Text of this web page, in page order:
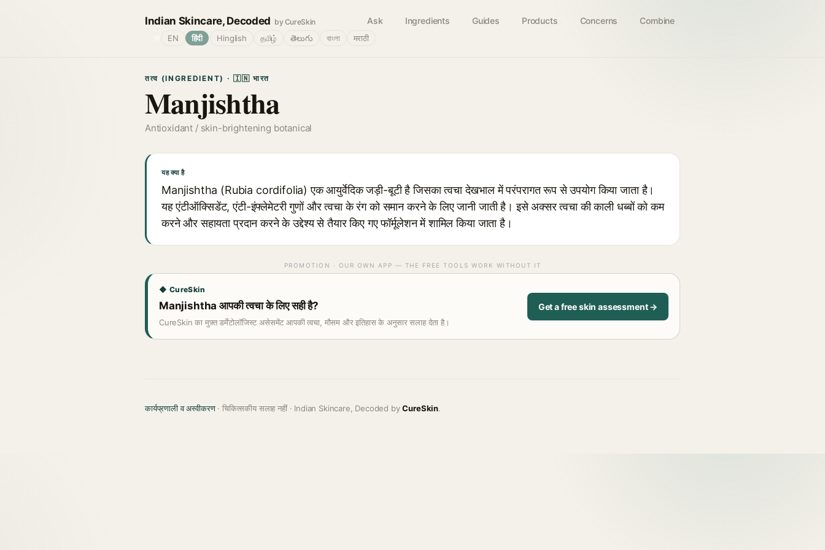
Indian Skincare, Decoded by CureSkin Ask Ingredients Guides Products Concerns Combine
EN हिंदी Hinglish தமிழ் తెలుగు বাংলা मराठी
तत्व (INGREDIENT) · 🇮🇳 भारत
Manjishtha
Antioxidant / skin-brightening botanical
यह क्या है
Manjishtha (Rubia cordifolia) एक आयुर्वेदिक जड़ी-बूटी है जिसका त्वचा देखभाल में परंपरागत रूप से उपयोग किया जाता है।
यह एंटीऑक्सिडेंट, एंटी-इंफ्लेमेटरी गुणों और त्वचा के रंग को समान करने के लिए जानी जाती है। इसे अक्सर त्वचा की काली धब्बों को कम
करने और सहायता प्रदान करने के उद्देश्य से तैयार किए गए फॉर्मूलेशन में शामिल किया जाता है।
PROMOTION · OUR OWN APP — THE FREE TOOLS WORK WITHOUT IT
◆ CureSkin
Manjishtha आपकी त्वचा के लिए सही है?
CureSkin का मुफ़्त डर्मेटोलॉजिस्ट असेसमेंट आपकी त्वचा, मौसम और इतिहास के अनुसार सलाह देता है।
Get a free skin assessment →
कार्यप्रणाली व अस्वीकरण· चिकित्सकीय सलाह नहीं · Indian Skincare, Decoded byCureSkin.